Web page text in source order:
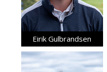
Eirik Gulbrandsen